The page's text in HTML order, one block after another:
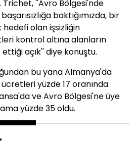
Trichet, ''Avro Bölgesi'nde
baktığımızda, bir
olan işsizliğin
kontrol altına alanların
açık'' diye konuştu.
bu yana Almanya'da
yüzde 17 oranında
ve Avro Bölgesi'ne üye
yüzde 35 oldu.